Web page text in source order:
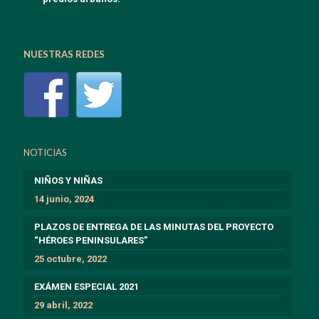
NUESTRAS REDES
NOTICIAS
NIÑOS Y NIÑAS
14 junio, 2024
PLAZOS DE ENTREGA DE LAS MINUTAS DEL PROYECTO
“HÉROES PENINSULARES”
25 octubre, 2022
EXÁMEN ESPECIAL 2021
29 abril, 2022